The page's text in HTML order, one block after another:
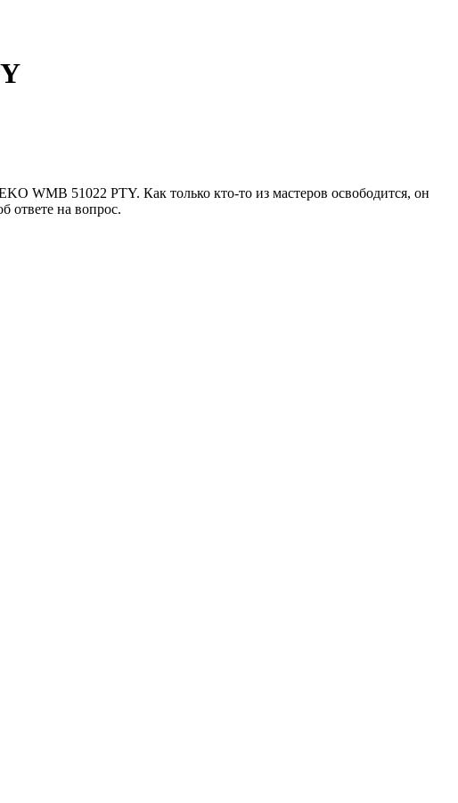
WMB 51022 PTY. Как только кто-то из мастеров освободится, он
ответе на вопрос.